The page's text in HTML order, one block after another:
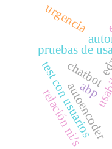
pruebas de
test con usuarios
autoencoder
abp
relación ni/s
chatbot
urgencia